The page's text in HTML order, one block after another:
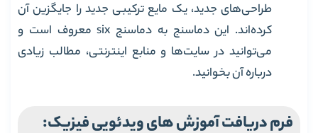
طراحی‌های جدید، یک مایع ترکیبی جدید را جایگزین آن
کرده‌اند. این دماسنج به دماسنج six معروف است و
می‌توانید در سایت‌ها و منابع اینترنتی، مطالب زیادی
درباره آن بخوانید.
فرم دریافت آموزش های ویدئویی فیزیک: